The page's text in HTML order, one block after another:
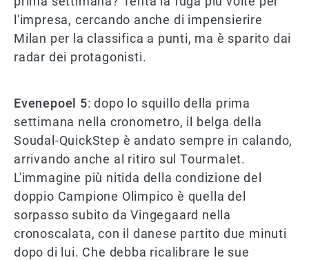
l'impresa, cercando anche di impensierire
Milan per la classifica a punti, ma è sparito dai
radar dei protagonisti.
Evenepoel 5: dopo lo squillo della prima
settimana nella cronometro, il belga della
Soudal-QuickStep è andato sempre in calando,
arrivando anche al ritiro sul Tourmalet.
L'immagine più nitida della condizione del
doppio Campione Olimpico è quella del
sorpasso subito da Vingegaard nella
cronoscalata, con il danese partito due minuti
dopo di lui. Che debba ricalibrare le sue